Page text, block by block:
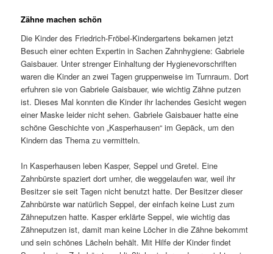
Zähne machen schön
Die Kinder des Friedrich-Fröbel-Kindergartens bekamen jetzt
Besuch einer echten Expertin in Sachen Zahnhygiene: Gabriele
Gaisbauer. Unter strenger Einhaltung der Hygienevorschriften
waren die Kinder an zwei Tagen gruppenweise im Turnraum. Dort
erfuhren sie von Gabriele Gaisbauer, wie wichtig Zähne putzen
ist. Dieses Mal konnten die Kinder ihr lachendes Gesicht wegen
einer Maske leider nicht sehen. Gabriele Gaisbauer hatte eine
schöne Geschichte von „Kasperhausen“ im Gepäck, um den
Kindern das Thema zu vermitteln.
In Kasperhausen leben Kasper, Seppel und Gretel. Eine
Zahnbürste spaziert dort umher, die weggelaufen war, weil ihr
Besitzer sie seit Tagen nicht benutzt hatte. Der Besitzer dieser
Zahnbürste war natürlich Seppel, der einfach keine Lust zum
Zähneputzen hatte. Kasper erklärte Seppel, wie wichtig das
Zähneputzen ist, damit man keine Löcher in die Zähne bekommt
und sein schönes Lächeln behält. Mit Hilfe der Kinder findet